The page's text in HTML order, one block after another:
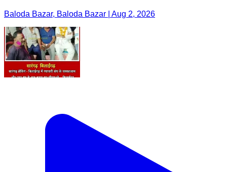
Baloda Bazar, Baloda Bazar | Aug 2, 2026